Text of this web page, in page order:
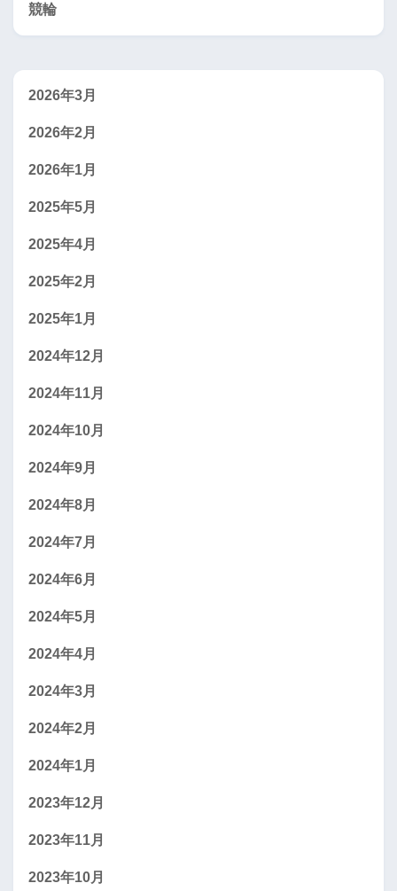
競輪
2026年3月
2026年2月
2026年1月
2025年5月
2025年4月
2025年2月
2025年1月
2024年12月
2024年11月
2024年10月
2024年9月
2024年8月
2024年7月
2024年6月
2024年5月
2024年4月
2024年3月
2024年2月
2024年1月
2023年12月
2023年11月
2023年10月